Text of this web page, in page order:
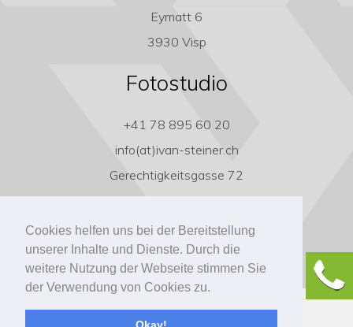
Cookies helfen uns bei der Bereitstellung
unserer Inhalte und Dienste. Durch die
weitere Nutzung der Webseite stimmen Sie
der Verwendung von Cookies zu.
Eymatt 6
3930 Visp
Fotostudio
+41 78 895 60 20
info(at)ivan-steiner.ch
Gerechtigkeitsgasse 72
3011 Bern
Copyright ivan-steiner.ch